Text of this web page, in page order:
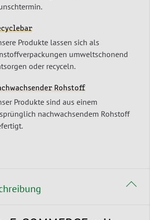
Produkte lassen sich als
umweltschonend
oder recyceln.
Rohstoff
Produkte sind aus einem
nachwachsendem Rohstoff